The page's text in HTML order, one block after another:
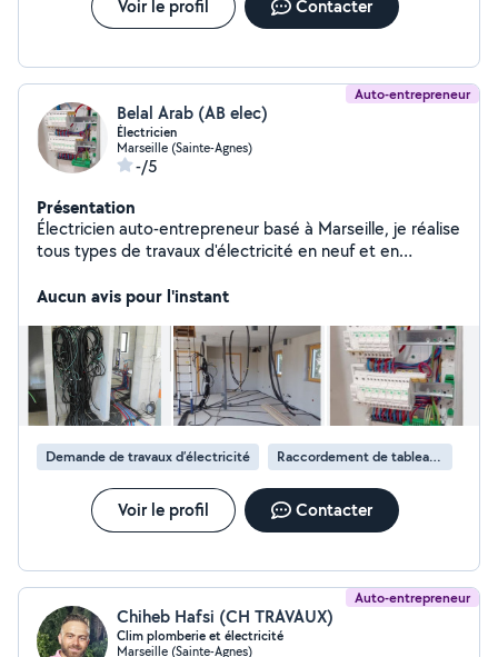
Voir le profil Contacter
Auto-entrepreneur
Belal Arab (AB elec)
Électricien
Marseille (Sainte-Agnes)
-/5
Présentation
Électricien auto-entrepreneur basé à Marseille, je réalise
tous types de travaux d'électricité en neuf et en
normes, dépannage, remplacement de tableaux
petits travaux électriques. Je me déplace rapidement à
Marseille et dans les environs. Travail soigné, sérieux et
devis gratuit
Aucun avis pour l'instant
Demande de travaux d’électricité Raccordement de tableau électrique
Voir le profil Contacter
Auto-entrepreneur
Chiheb Hafsi (CH TRAVAUX)
Clim plomberie et électricité
Marseille (Sainte-Agnes)